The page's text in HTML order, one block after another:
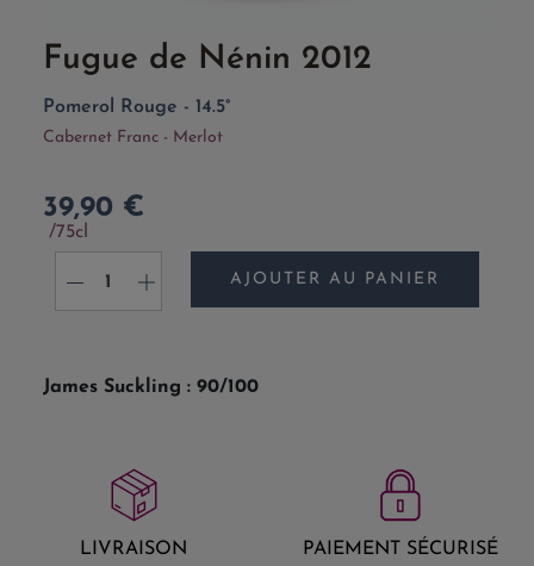
Fugue de Nénin 2012
Pomerol Rouge - 14.5°
Cabernet Franc - Merlot
39,90 €
75cl
- + AJOUTER AU PANIER
James Suckling : 90/100
LIVRAISON PAIEMENT SÉCURISÉ